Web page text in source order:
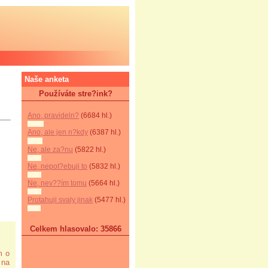
o
Naše anketa
Používáte stre?ink?
Ano, pravideln? (6684 hl.)
Ano, ale jen n?kdy (6387 hl.)
Ne, ale za?nu (5822 hl.)
Ne, nepot?ebuji to (5832 hl.)
Ne, nev??ím tomu (5664 hl.)
Protahuji svaly jinak (5477 hl.)
Celkem hlasovalo: 35866